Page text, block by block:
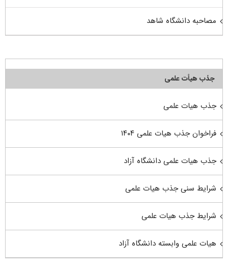
مصاحبه دانشگاه شاهد
جذب هیأت علمی
جذب هیات علمی
فراخوان جذب هیات علمی ۱۴۰۴
جذب هیات علمی دانشگاه آزاد
شرایط سنی جذب هیات علمی
شرایط جذب هیات علمی
هیات علمی وابسته دانشگاه آزاد